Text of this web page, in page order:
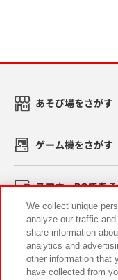
あそび場をさがす
ゲーム機をさがす
スマホ・PCであ
イベント・キャン
We collect unique
analyze our traffic
share information
analytics and
other information that
have collected from